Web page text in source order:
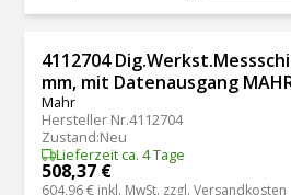
4112704
mm, mit Datenausgang
Mahr
Hersteller Nr.4112704
Zustand:Neu
Lieferzeit ca. 4 Tage
508,37 €
604,96 € inkl. MwSt. zzgl.Versandkosten